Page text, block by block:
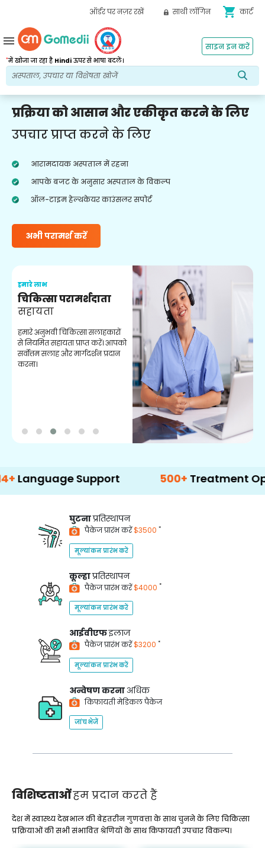
ऑर्डर पर नज़र रखें साथी लॉगिन shopping_cart कार्ट
*में खोजा जा रहा है Hindiऊपर से भाषा बदलें।
साइन इन करें
menu
प्रक्रिया को आसान और एकीकृत करने के लिए
उपचार प्राप्त करने के लिए
आरामदायक अस्पताल में रहना
आपके बजट के अनुसार अस्पताल के विकल्प
ऑल-टाइम हेल्थकेयर काउंसलर सपोर्ट
अभी परामर्श करें
हमारे लाभ
चिकित्सा परामर्शदाता
सहायता
हमारे अनुभवी चिकित्सा सलाहकारों
से नियमित सहायता प्राप्त करें। आपको
सर्वोत्तम सलाह और मार्गदर्शन प्रदान
करना।
Support 500+ Treatment Options
घुटनाप्रतिस्थापन
पैकेज प्रारंभ करें$3500 *
मूल्यांकन प्रारंभ करें
कूल्हाप्रतिस्थापन
पैकेज प्रारंभ करें$4000 *
मूल्यांकन प्रारंभ करें
आईवीएफइलाज
पैकेज प्रारंभ करें$3200 *
मूल्यांकन प्रारंभ करें
अन्वेषण करना अधिक
किफायती मेडिकल पैकेज
जांच भेजें
विशिष्टताओंहम प्रदान करते हैं
देश में स्वास्थ्य देखभाल की बेहतरीन गुणवत्ता के साथ चुनने के लिए चिकित्सा
प्रक्रियाओं की सभी संभावित श्रेणियों के साथ किफायती उपचार विकल्प।